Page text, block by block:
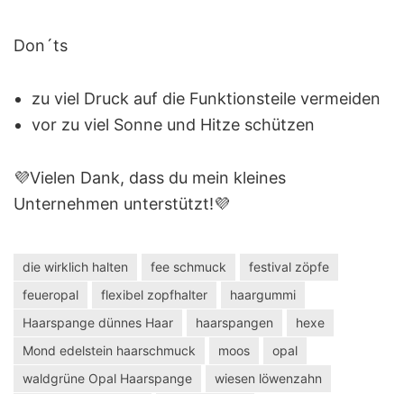
Don´ts
zu viel Druck auf die Funktionsteile vermeiden
vor zu viel Sonne und Hitze schützen
💜Vielen Dank, dass du mein kleines
Unternehmen unterstützt!💜
die wirklich halten fee schmuck
festival zöpfe
feueropal
flexibel zopfhalter
haargummi
Haarspange dünnes Haar
haarspangen
hexe
Mond edelstein haarschmuck
moos
opal
waldgrüne Opal Haarspange
wiesen löwenzahn